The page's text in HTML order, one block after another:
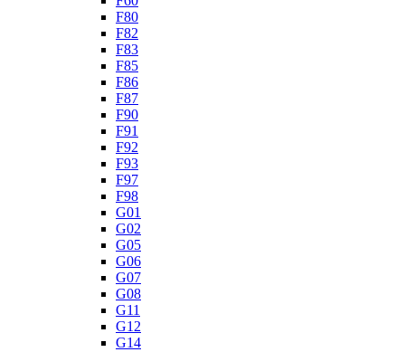
F80
F82
F83
F85
F86
F87
F90
F91
F92
F93
F97
F98
G01
G02
G05
G06
G07
G08
G11
G12
G14